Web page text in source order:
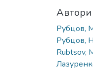
Автори
Рубцов,
Рубцов,
Rubtsov,